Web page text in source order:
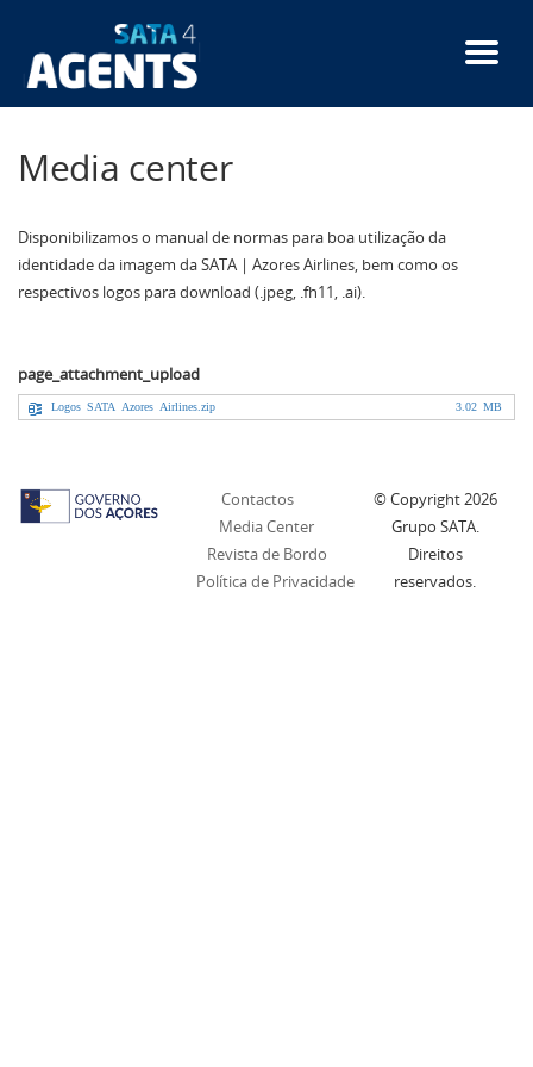
conteúdo
Media center
Disponibilizamos o manual de normas para boa utilização da
identidade da imagem da SATA | Azores Airlines, bem como os
respectivos logos para download (.jpeg, .fh11, .ai).
page_attachment_upload
Logos SATA Azores Airlines.zip 3.02 MB
Contactos
Media Center
Revista de Bordo
Política de Privacidade
© Copyright2026
Grupo SATA.
Direitos
reservados.